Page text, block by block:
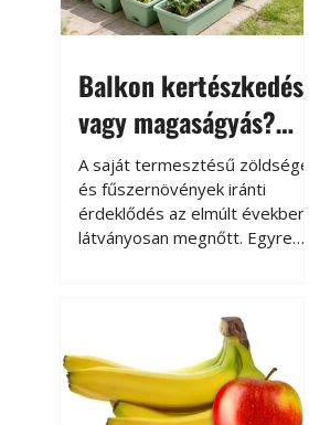
Balkon kertészkedés
vagy magaságyás?
Helytakarékos
kertészkedés
A saját termesztésű zöldségek
és fűszernövények iránti
érdeklődés az elmúlt években
látványosan megnőtt. Egyre
kertészkedés sokak számára
kikapcsolódást és feltöltődést
is jelent.